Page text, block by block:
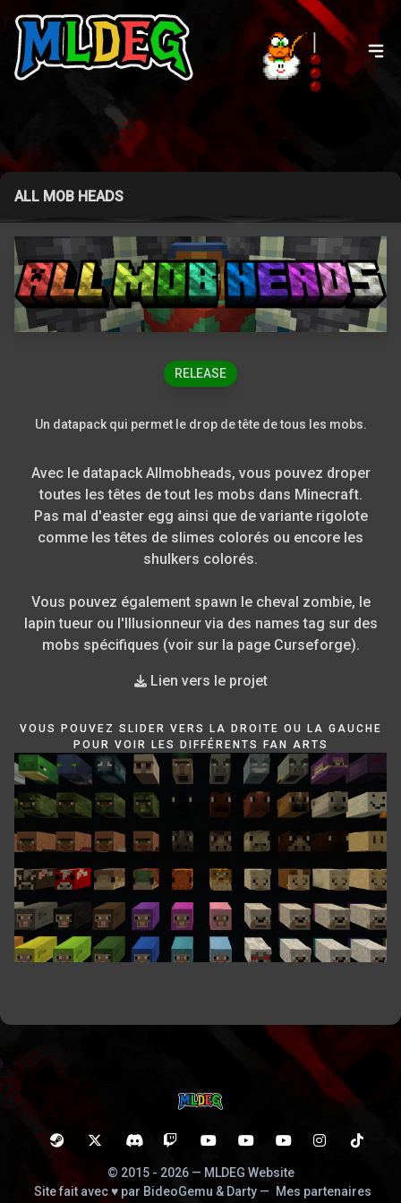
ALL MOB HEADS
RELEASE
Un datapack qui permet le drop de tête de tous les mobs.
Avec le datapack Allmobheads, vous pouvez droper
toutes les têtes de tout les mobs dans Minecraft.
Pas mal d'easter egg ainsi que de variante rigolote
comme les têtes de slimes colorés ou encore les
shulkers colorés.
Vous pouvez également spawn le cheval zombie, le
lapin tueur ou l'Illusionneur via des names tag sur des
mobs spécifiques (voir sur la page Curseforge).
Lien vers le projet
VOUS POUVEZ SLIDER VERS LA DROITE OU LA GAUCHE
POUR VOIR LES DIFFÉRENTS FAN ARTS
© 2015 - 2026 — MLDEG Website
Site fait avec ♥ par BideoGemu & Darty— Mes partenaires